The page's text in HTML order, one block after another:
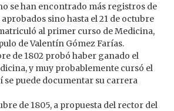
se han encontrado más registros de
sino hasta el 21 de octubre
al primer curso de Medicina,
de Valentín Gómez Farías.
de 1802 probó haber ganado el
y muy probablemente cursó el
se puede documentar su carrera
de 1805, a propuesta del rector del